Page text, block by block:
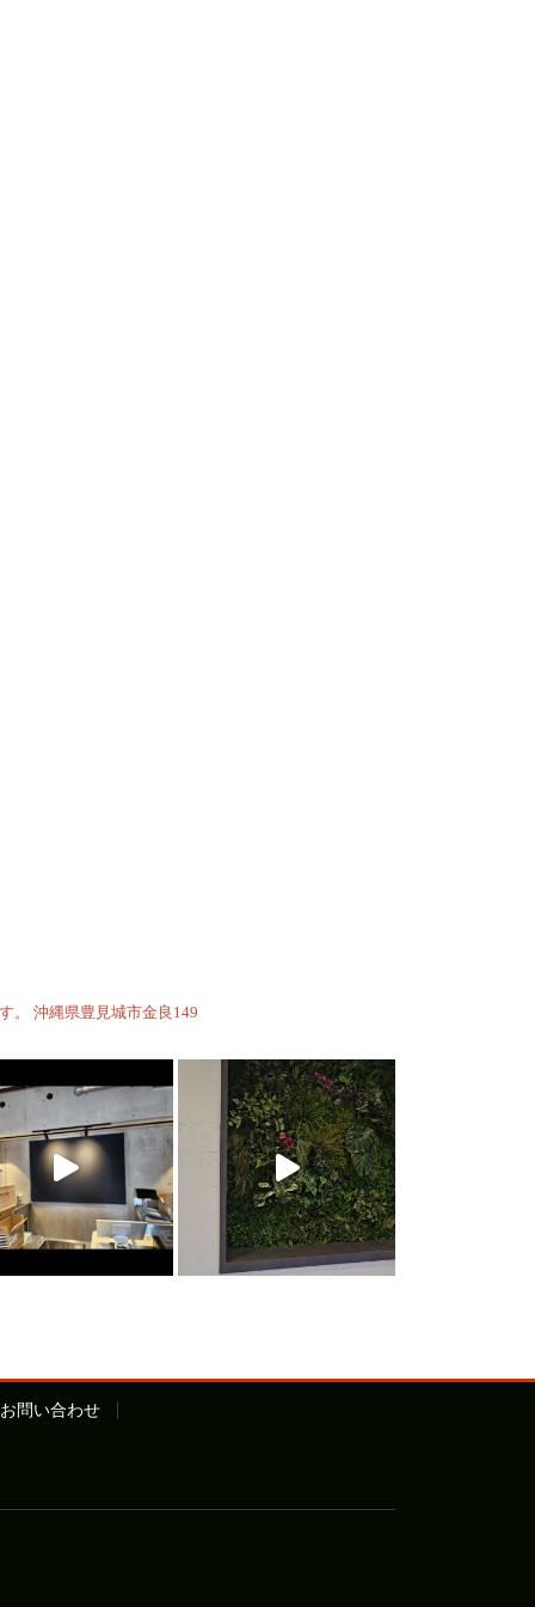
。 沖縄県豊見城市金良149
お問い合わせ